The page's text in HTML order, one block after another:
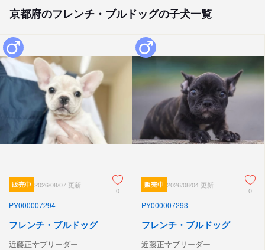
京都府のフレンチ・ブルドッグの子犬一覧
販売中 2026/08/07 更新
0
PY000007294
フレンチ・ブルドッグ
近藤正幸ブリーダー
販売中 2026/08/04 更新
0
PY000007293
フレンチ・ブルドッグ
近藤正幸ブリーダー